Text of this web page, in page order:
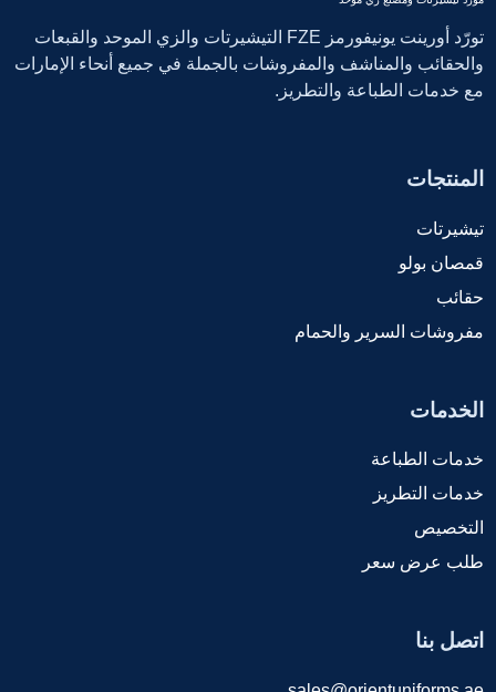
تورّد أورينت يونيفورمز FZE التيشيرتات والزي الموحد والقبعات
والحقائب والمناشف والمفروشات بالجملة في جميع أنحاء الإمارات
مع خدمات الطباعة والتطريز.
المنتجات
تيشيرتات
قمصان بولو
حقائب
مفروشات السرير والحمام
الخدمات
خدمات الطباعة
خدمات التطريز
التخصيص
طلب عرض سعر
اتصل بنا